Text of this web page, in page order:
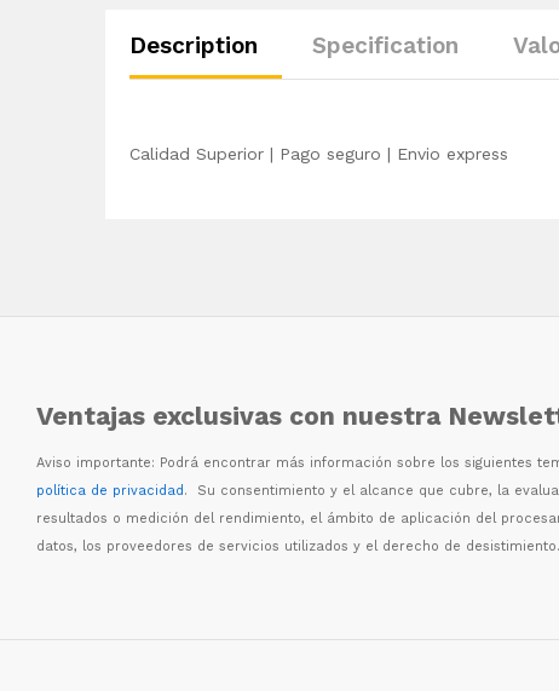
Description Specification
Calidad Superior | Pago seguro | Envio express
Ventajas exclusivas con nuestra
Aviso importante: Podrá encontrar más información sobre los siguientes
política de privacidad. Su consentimiento y el alcance que cubre, la
resultados o medición del rendimiento, el ámbito de aplicación del
datos, los proveedores de servicios utilizados y el derecho de desistimiento.